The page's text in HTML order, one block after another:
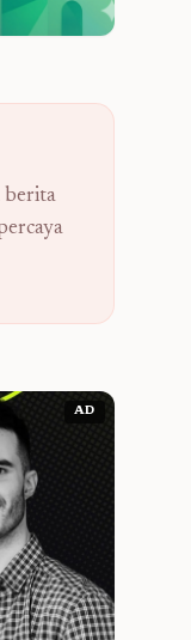
berita
AD